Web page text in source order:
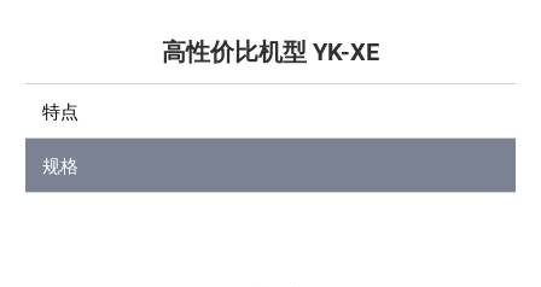
高性价比机型 YK-XE
特点
规格